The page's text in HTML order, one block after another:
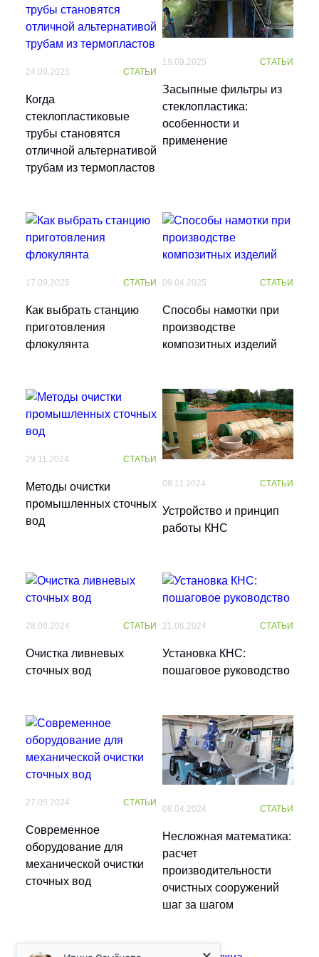
Промышленная установка обратного осмоса
УОО-М-4
Промышленная установка обратного осмоса
Промышленная установка обратного осмоса
УОО-М-45
Промышленная установка обратного осмоса
УОО-М-6
Промышленная установка обратного осмоса
УОО-М-8
Установка озонирования ОЗН-ПК-8
24.09.2025 СТАТЬИ
Когда
стеклопластиковые
трубы становятся
отличной альтернативой
трубам из термопластов
19.09.2025 СТАТЬИ
Засыпные фильтры из
стеклопластика:
особенности и
применение
17.09.2025 СТАТЬИ
Как выбрать станцию
приготовления
флокулянта
09.04.2025 СТАТЬИ
Способы намотки при
производстве
композитных изделий
29.11.2024 СТАТЬИ
Методы очистки
промышленных сточных
вод
08.11.2024 СТАТЬИ
Устройство и принцип
работы КНС
28.06.2024 СТАТЬИ
Очистка ливневых
сточных вод
21.06.2024 СТАТЬИ
Установка КНС:
пошаговое руководство
27.05.2024 СТАТЬИ
Современное
оборудование для
механической очистки
сточных вод
08.04.2024 СТАТЬИ
Несложная математика:
расчет
производительности
очистных сооружений
шаг за шагом
Менеджер